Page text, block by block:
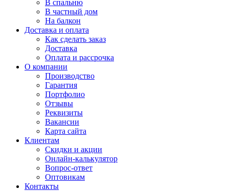
В спальню
В частный дом
На балкон
Доставка и оплата
Как сделать заказ
Доставка
Оплата и рассрочка
О компании
Производство
Гарантия
Портфолио
Отзывы
Реквизиты
Вакансии
Карта сайта
Клиентам
Скидки и акции
Онлайн-калькулятор
Вопрос-ответ
Оптовикам
Контакты